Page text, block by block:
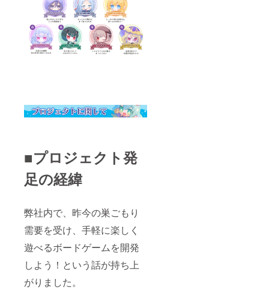
■プロジェクト発
足の経緯
弊社内で、昨今の巣ごもり
需要を受け、手軽に楽しく
遊べるボードゲームを開発
しよう！という話が持ち上
がりました。